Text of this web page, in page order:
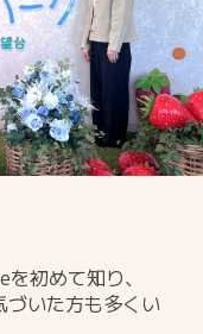
初めて知り、
づいた方も多くい